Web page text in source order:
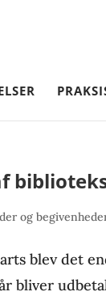
og
blev det
bliver